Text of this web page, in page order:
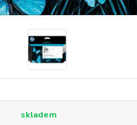
skladem